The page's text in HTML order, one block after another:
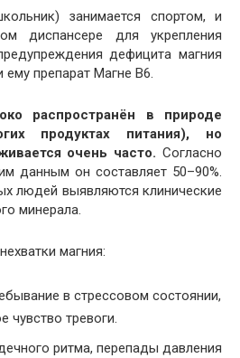
занимается спортом, и
диспансере для укрепления
дефицита магния
препарат Магне В6.
распространён в природе
продуктах питания), но
очень часто. Согласно
данным он составляет 50–90%.
людей выявляются клинические
минерала.
магния:
в стрессовом состоянии,
чувство тревоги.
ритма, перепады давления